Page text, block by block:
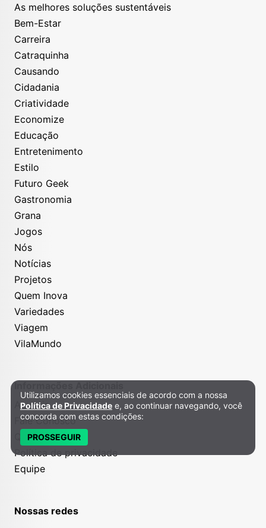
As melhores soluções sustentáveis
Bem-Estar
Carreira
Catraquinha
Causando
Cidadania
Criatividade
Economize
Educação
Entretenimento
Estilo
Futuro Geek
Gastronomia
Grana
Jogos
Nós
Notícias
Projetos
Quem Inova
Variedades
Viagem
VilaMundo
Informações Adicionais
Anuncie
Fale Conosco
Quem somos
Política de privacidade
Equipe
Nossas redes
Política de Privacidade e Cookies
Utilizamos cookies essenciais de acordo com a nossa
Política de Privacidade e, ao continuar navegando, você
concorda com estas condições:
PROSSEGUIR